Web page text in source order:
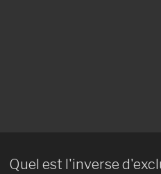
Quel est l'inverse